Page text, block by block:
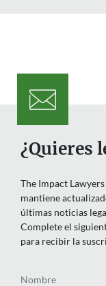
¿Quieres
The Impact
mantiene
últimas noticias
Complete el
para recibir la